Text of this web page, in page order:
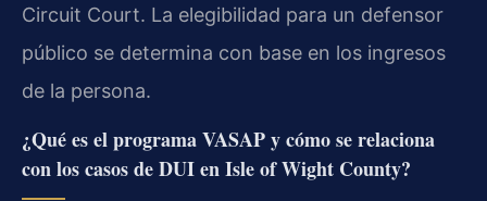
Circuit Court. La elegibilidad para un defensor
público se determina con base en los ingresos
de la persona.
¿Qué es el programa VASAP y cómo se relaciona
con los casos de DUI en Isle of Wight County?